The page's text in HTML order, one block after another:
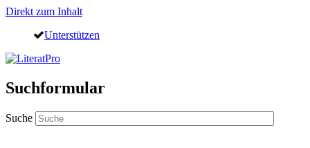
Direkt zum Inhalt
Unterstützen
Suchformular
Suche